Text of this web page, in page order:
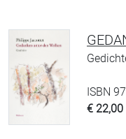
ISBN
€ 22,00